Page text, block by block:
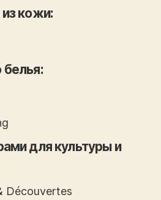
кожи:
белья:
для культуры и
Découvertes